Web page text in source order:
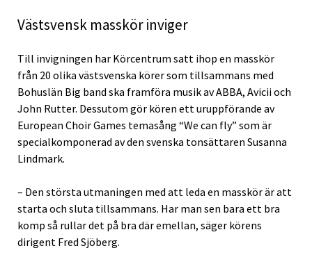
Västsvensk masskör inviger
Till invigningen har Körcentrum satt ihop en masskör
från 20 olika västsvenska körer som tillsammans med
Bohuslän Big band ska framföra musik av ABBA, Avicii och
John Rutter. Dessutom gör kören ett uruppförande av
European Choir Games temasång “We can fly” som är
specialkomponerad av den svenska tonsättaren Susanna
Lindmark.
– Den största utmaningen med att leda en masskör är att
starta och sluta tillsammans. Har man sen bara ett bra
komp så rullar det på bra där emellan, säger körens
dirigent Fred Sjöberg.